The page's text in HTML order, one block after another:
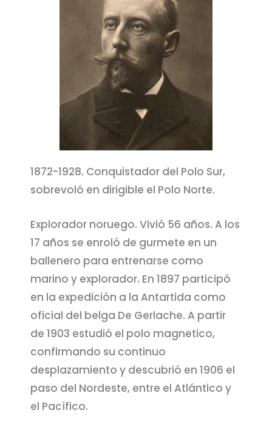
1872-1928. Conquistador del Polo Sur,
sobrevoló en dirigible el Polo Norte.
Explorador noruego. Vivió 56 años. A los
17 años se enroló de gurmete en un
ballenero para entrenarse como
marino y explorador. En 1897 participó
en la expedición a la Antartida como
oficial del belga De Gerlache. A partir
de 1903 estudió el polo magnetico,
confirmando su continuo
desplazamiento y descubrió en 1906 el
paso del Nordeste, entre el Atlántico y
el Pacífico.